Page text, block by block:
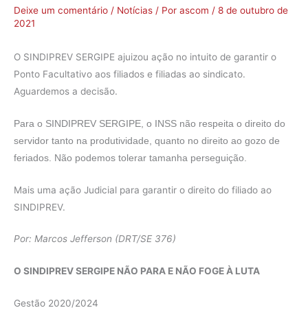
Deixe um comentário / Notícias / Por ascom / 8 de outubro de
2021
O SINDIPREV SERGIPE ajuizou ação no intuito de garantir o
Ponto Facultativo aos filiados e filiadas ao sindicato.
Aguardemos a decisão.
Para o SINDIPREV SERGIPE, o INSS não respeita o direito do
servidor tanto na produtividade, quanto no direito ao gozo de
feriados. Não podemos tolerar tamanha perseguição.
Mais uma ação Judicial para garantir o direito do filiado ao
SINDIPREV.
Por: Marcos Jefferson (DRT/SE 376)
O SINDIPREV SERGIPE NÃO PARA E NÃO FOGE À LUTA
Gestão 2020/2024